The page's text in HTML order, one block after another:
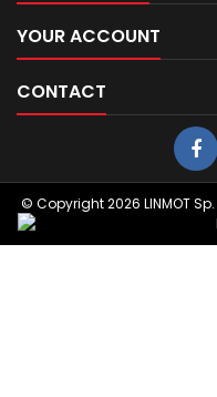
YOUR ACCOUNT
CONTACT
© Copyright 2026 LINMOT